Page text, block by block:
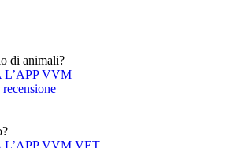
di animali?
L’APP VVM
L’APP VVM VET